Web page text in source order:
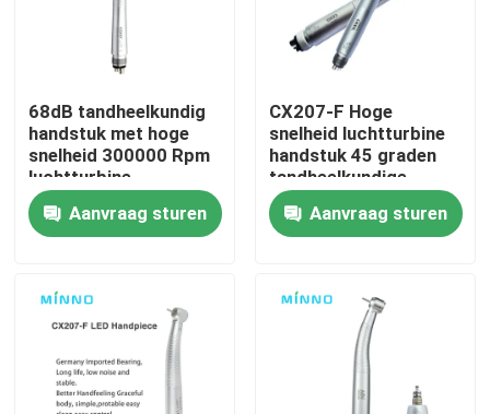
Kwaliteitscontrole
Contacteer ons
Vraag een offerte aan
Een tandheelkundig handstuk met lage snelheid
Tandheelkundig handstuk met hoge snelheid
68dB tandheelkundig
handstuk met hoge
snelheid 300000 Rpm
luchtturbine
tandheelkundig
handstukAanvraag sturen
CX207-F Hoge
snelheid luchtturbine
handstuk 45 graden
tandheelkundige
handstuk
Aanvraag sturen